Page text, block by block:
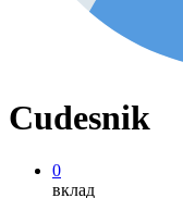
Cudesnik
0
вклад